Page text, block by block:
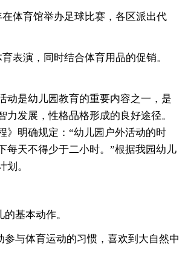
体育馆举办足球比赛，各区派出代
表演，同时结合体育用品的促销。
动是幼儿园教育的重要内容之一，是
力发展，性格品格形成的良好途径。
》明确规定：“幼儿园户外活动的时
每天不得少于二小时。”根据我园幼儿
划。
基本动作。
参与体育运动的习惯，喜欢到大自然中